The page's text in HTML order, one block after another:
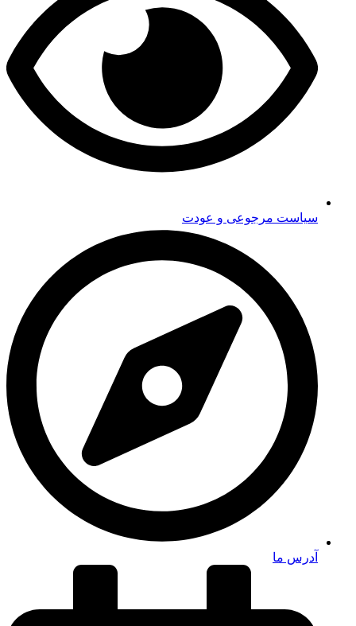
سیاست مرجوعی و عودت
آدرس ما